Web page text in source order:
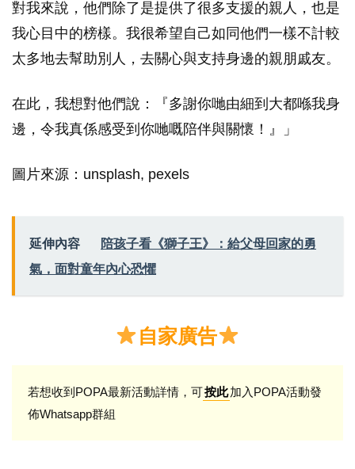
對我來說，他們除了是提供了很多支援的親人，也是
我心目中的榜樣。我很希望自己如同他們一樣不計較
太多地去幫助別人，去關心與支持身邊的親朋戚友。
在此，我想對他們說：『多謝你哋由細到大都喺我身
邊，令我真係感受到你哋嘅陪伴與關懷！』」
圖片來源：unsplash, pexels
延伸內容
陪孩子看《獅子王》：給父母回家的勇
氣，面對童年內心恐懼
自家廣告
若想收到POPA最新活動詳情，可按此加入POPA活動發
佈Whatsapp群組